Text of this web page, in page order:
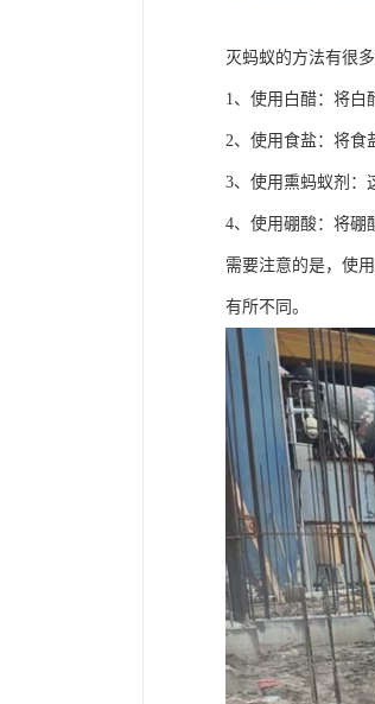
灭蚂蚁的方法有很
1、使用白醋：将白
2、使用食盐：将食
3、使用熏蚂蚁剂：
4、使用硼酸：将硼
需要注意的是，使
有所不同。